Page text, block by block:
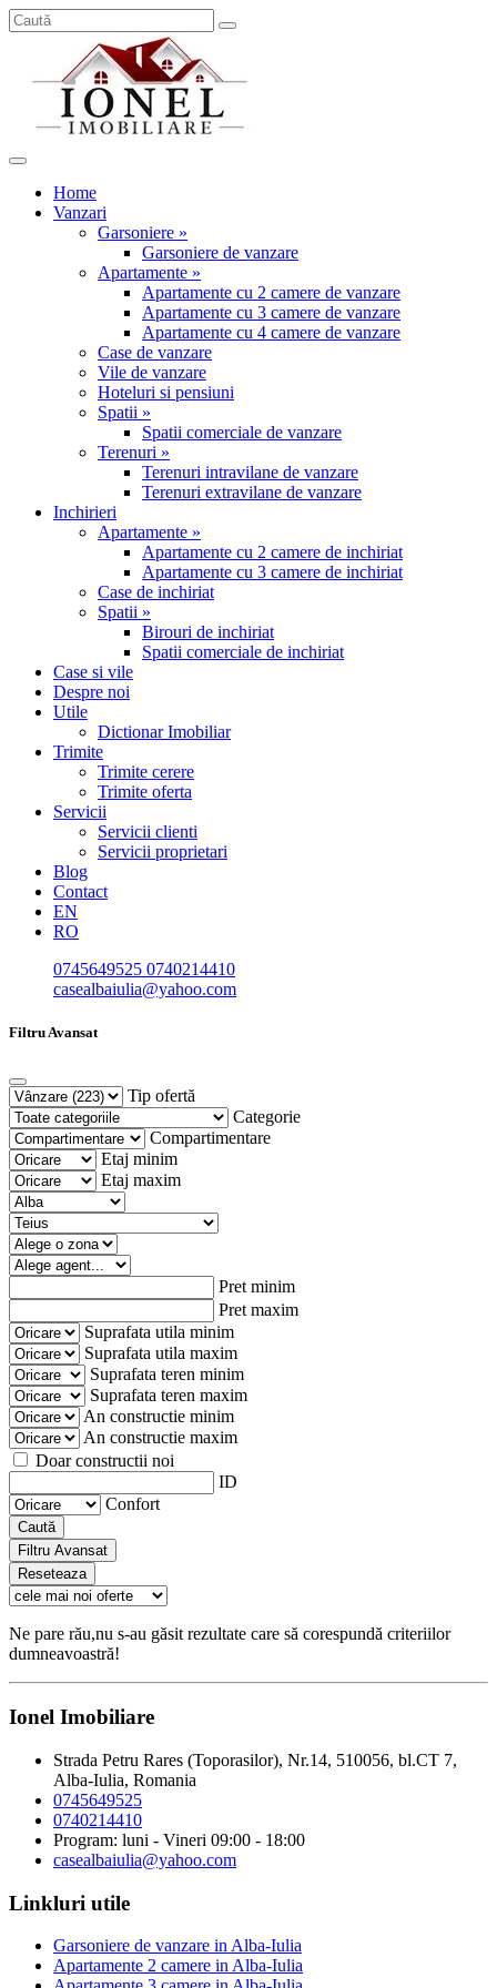
Home
Vanzari
Garsoniere »
Garsoniere de vanzare
Apartamente »
Apartamente cu 2 camere de vanzare
Apartamente cu 3 camere de vanzare
Apartamente cu 4 camere de vanzare
Case de vanzare
Vile de vanzare
Hoteluri si pensiuni
Spatii »
Spatii comerciale de vanzare
Terenuri »
Terenuri intravilane de vanzare
Terenuri extravilane de vanzare
Inchirieri
Apartamente »
Apartamente cu 2 camere de inchiriat
Apartamente cu 3 camere de inchiriat
Case de inchiriat
Spatii »
Birouri de inchiriat
Spatii comerciale de inchiriat
Case si vile
Despre noi
Utile
Dictionar Imobiliar
Trimite
Trimite cerere
Trimite oferta
Servicii
Servicii clienti
Servicii proprietari
Blog
Contact
EN
RO
0745649525 0740214410
casealbaiulia@yahoo.com
Filtru Avansat
Tip ofertă
Categorie
Compartimentare
Etaj minim
Etaj maxim
Pret minim
Pret maxim
Suprafata utila minim
Suprafata utila maxim
Suprafata teren minim
Suprafata teren maxim
An constructie minim
An constructie maxim
Doar constructii noi
ID
Confort
Caută
Filtru Avansat
Reseteaza
Ne pare rău,nu s-au găsit rezultate care să corespundă criteriilor
dumneavoastră!
Ionel Imobiliare
Strada Petru Rares (Toporasilor), Nr.14, 510056, bl.CT 7,
Alba-Iulia, Romania
0745649525
0740214410
Program: luni - Vineri 09:00 - 18:00
casealbaiulia@yahoo.com
Linkluri utile
Garsoniere de vanzare in Alba-Iulia
Apartamente 2 camere in Alba-Iulia